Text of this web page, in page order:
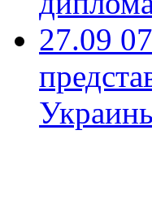
27.09